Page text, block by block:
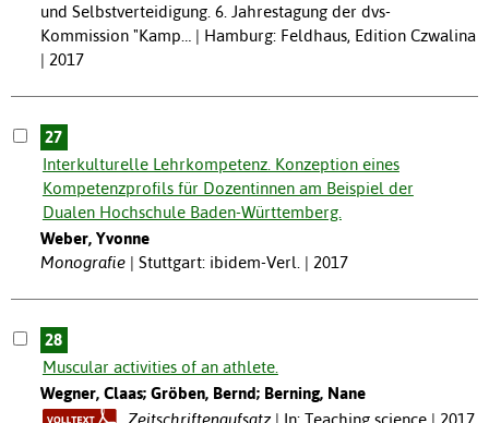
und Selbstverteidigung. 6. Jahrestagung der dvs-
Kommission "Kamp… | Hamburg: Feldhaus, Edition Czwalina
| 2017
27
Interkulturelle Lehrkompetenz. Konzeption eines
Kompetenzprofils für Dozentinnen am Beispiel der
Dualen Hochschule Baden-Württemberg.
Weber, Yvonne
Monografie
Stuttgart: ibidem-Verl. | 2017
28
Muscular activities of an athlete.
Wegner, Claas; Gröben, Bernd; Berning, Nane
Zeitschriftenaufsatz
In: Teaching science | 2017